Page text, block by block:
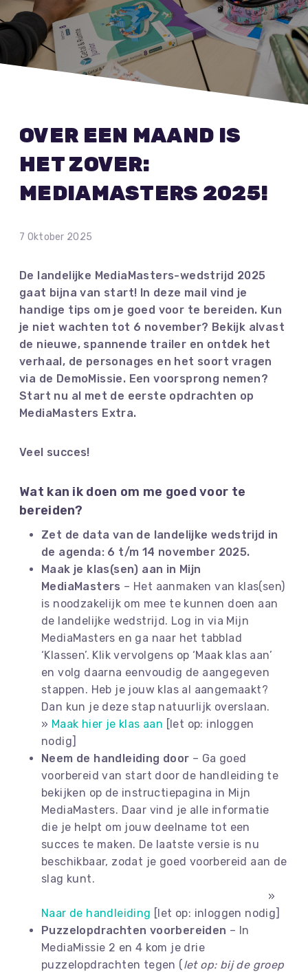
OVER EEN MAAND IS
HET ZOVER:
MEDIAMASTERS 2025!
7 Oktober 2025
De landelijke MediaMasters-wedstrijd 2025
gaat bijna van start! In deze mail vind je
handige tips om je goed voor te bereiden. Kun
je niet wachten tot 6 november? Bekijk alvast
de nieuwe, spannende trailer en ontdek het
verhaal, de personages en het soort vragen
via de DemoMissie. Een voorsprong nemen?
Start nu al met de eerste opdrachten op
MediaMasters Extra.
Veel succes!
Wat kan ik doen om me goed voor te
bereiden?
Zet de data van de landelijke wedstrijd in
de agenda: 6 t/m 14 november 2025.
Maak je klas(sen) aan in Mijn
MediaMasters – Het aanmaken van klas(sen)
is noodzakelijk om mee te kunnen doen aan
de landelijke wedstrijd. Log in via Mijn
MediaMasters en ga naar het tabblad
‘Klassen’. Klik vervolgens op ‘Maak klas aan’
en volg daarna eenvoudig de aangegeven
stappen. Heb je jouw klas al aangemaakt?
Dan kun je deze stap natuurlijk overslaan.
» Maak hier je klas aan [let op: inloggen
nodig]
Neem de handleiding door – Ga goed
voorbereid van start door de handleiding te
bekijken op de instructiepagina in Mijn
MediaMasters. Daar vind je alle informatie
die je helpt om jouw deelname tot een
succes te maken. De laatste versie is nu
beschikbaar, zodat je goed voorbereid aan de
slag kunt.
»
Naar de handleiding [let op: inloggen nodig]
Puzzelopdrachten voorbereiden – In
MediaMissie 2 en 4 kom je drie
puzzelopdrachten tegen (let op: bij de groep